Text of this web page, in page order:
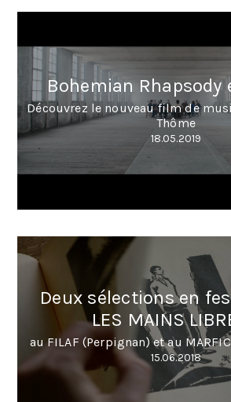
Bohemian Rhapsody
Découvrez le nouveau film de
Thôme
18.05.2019
Deux sélections en
LES MAINS
au FILAF (Perpignan) et au
15.06.2018